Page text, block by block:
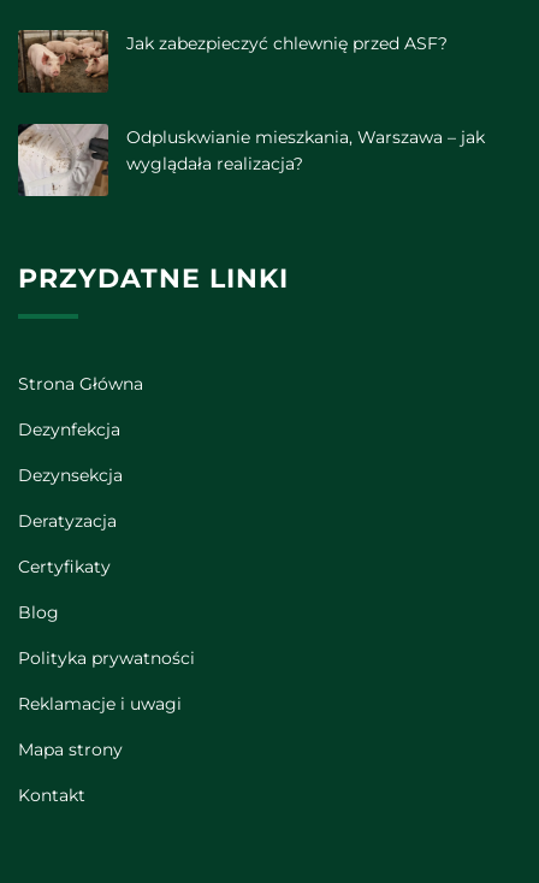
Jak zabezpieczyć chlewnię przed ASF?
Odpluskwianie mieszkania, Warszawa – jak
wyglądała realizacja?
PRZYDATNE LINKI
Strona Główna
Dezynfekcja
Dezynsekcja
Deratyzacja
Certyfikaty
Blog
Polityka prywatności
Reklamacje i uwagi
Mapa strony
Kontakt